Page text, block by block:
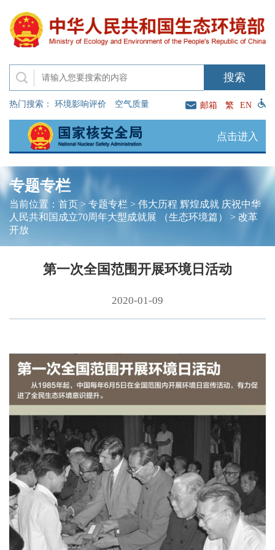
热门搜索： 环境影响评价 空气质量 邮箱 繁 EN
点击进入
专题专栏
当前位置： 首页> 专题专栏 > 伟大历程 辉煌成就 庆祝中华
人民共和国成立70周年大型成就展 （生态环境篇）
> 改革
开放
第一次全国范围开展环境日活动
2020-01-09